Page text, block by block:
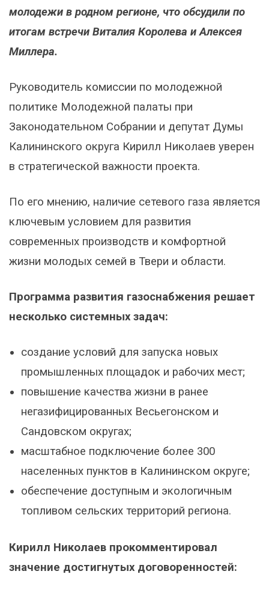
молодежи в родном регионе, что обсудили по
итогам встречи Виталия Королева и Алексея
Миллера.
Руководитель комиссии по молодежной
политике Молодежной палаты при
Законодательном Собрании и депутат Думы
Калининского округа Кирилл Николаев уверен
в стратегической важности проекта.
По его мнению, наличие сетевого газа является
ключевым условием для развития
современных производств и комфортной
жизни молодых семей в Твери и области.
Программа развития газоснабжения решает
несколько системных задач:
создание условий для запуска новых
промышленных площадок и рабочих мест;
повышение качества жизни в ранее
негазифицированных Весьегонском и
Сандовском округах;
масштабное подключение более 300
населенных пунктов в Калининском округе;
обеспечение доступным и экологичным
топливом сельских территорий региона.
Кирилл Николаев прокомментировал
значение достигнутых договоренностей: